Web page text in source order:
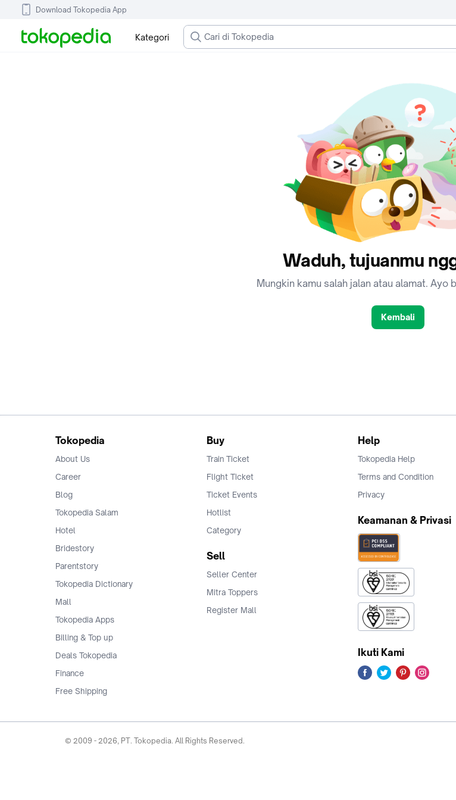
Download Tokopedia App
Kategori
Waduh, tujuanmu
Mungkin kamu salah jalan atau alamat. Ayo
Kembali
Tokopedia
About Us
Career
Blog
Tokopedia Salam
Hotel
Bridestory
Parentstory
Tokopedia Dictionary
Mall
Tokopedia Apps
Billing & Top up
Deals Tokopedia
Finance
Free Shipping
Buy
Train Ticket
Flight Ticket
Ticket Events
Hotlist
Category
Sell
Seller Center
Mitra Toppers
Register Mall
Help
Tokopedia Help
Terms and Condition
Privacy
Keamanan & Privasi
Ikuti Kami
© 2009 - 2026, PT. Tokopedia. All Rights Reserved.